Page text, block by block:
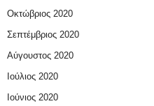
Οκτώβριος 2020
Σεπτέμβριος 2020
Αύγουστος 2020
Ιούλιος 2020
Ιούνιος 2020